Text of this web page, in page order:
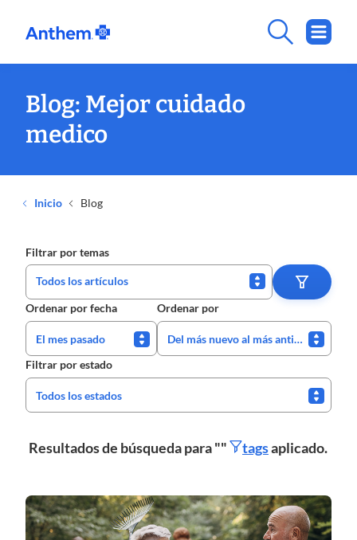
Blog: Mejor cuidado
medico
Inicio Blog
Filtrar por temas
Todos los artículos
Ordenar por fecha
El mes pasado
Ordenar por
Del más nuevo al más antiguo
Filtrar por estado
Todos los estados
Resultados de búsqueda para "" tagsaplicado.